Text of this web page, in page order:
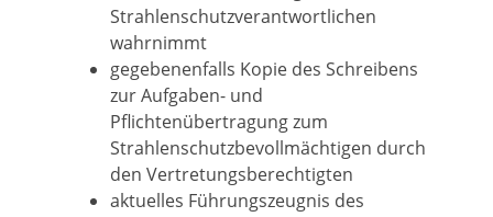
Strahlenschutzverantwortlichen
wahrnimmt
gegebenenfalls Kopie des Schreibens
zur Aufgaben- und
Pflichtenübertragung zum
Strahlenschutzbevollmächtigen durch
den Vertretungsberechtigten
aktuelles Führungszeugnis des